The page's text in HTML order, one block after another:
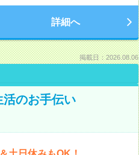
詳細へ
掲載日：2026.08.06
のお手伝い